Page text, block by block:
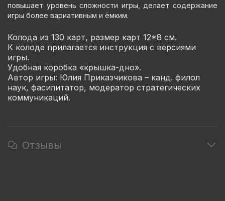
повышает уровень сложности игры, делает содержание
игры более вариативным и ёмким.
Колода из 130 карт, размер карт 12*8 см.
К колоде прилагается инструкция с версиями
игры.
Удобная коробка «крышка-дно».
Автор игры: Юлия Приказчикова – канд. филол
наук, фасилитатор, модератор стратегических
коммуникаций.
Отзывы